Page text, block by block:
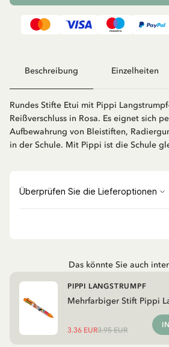
Beschreibung Einzelheiten
Rundes Stifte Etui mit Pippi
Reißverschluss in Rosa. Es eignet sich
Aufbewahrung von Bleistiften,
in der Schule. Mit Pippi ist die Schule
Das könnte Sie auch
Mehrfarbiger Stift Pippi
PIPPI LANGSTRUMPF
3.36 EUR3.95 EUR